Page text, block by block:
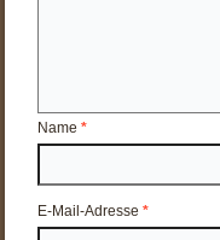
Name*
E-Mail-Adresse*